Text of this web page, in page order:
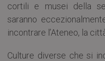
cortili e musei della
saranno
incontrare l’Ateneo, la
Culture diverse che si